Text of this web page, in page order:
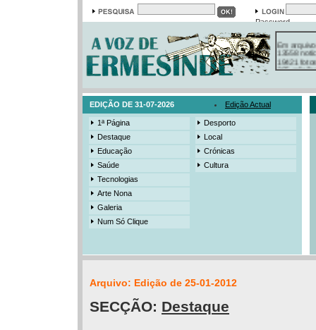
Password
13558
19421
385
3206
EDIÇÃO DE 31-07-2026 Edição Actual
1ª Página
Destaque
Educação
Saúde
Tecnologias
Arte Nona
Galeria
Num Só Clique
Desporto
Local
Crónicas
Cultura
Arquivo: Edição de 25-01-2012
SECÇÃO: Destaque